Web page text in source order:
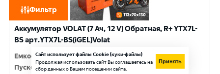
Фильтр
Аккумулятор VOLAT (7 Ач, 12 V) Обратная, R+ YTX7L-
BS арт.YTX7L-BS(iGEL)Volat
Емкость:7 Ач
Пусковой ток:100 A
Сайт использует файлы Cookie (куки-файлы)
Продолжая использовать сайт Вы соглашаетесь на
сбор данных о Вашем посещении сайта.
Принять